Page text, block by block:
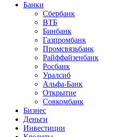
Банки
Сбербанк
ВТБ
Бинбанк
Газпромбанк
Промсвязьбанк
Райффайзенбанк
Росбанк
Уралсиб
Альфа-Банк
Открытие
Совкомбанк
Бизнес
Деньги
Инвестиции